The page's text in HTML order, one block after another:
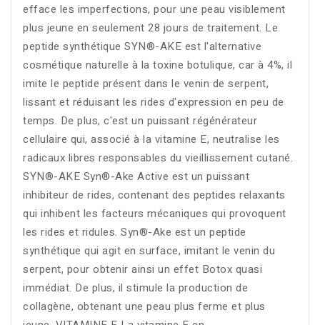
efface les imperfections, pour une peau visiblement
plus jeune en seulement 28 jours de traitement. Le
peptide synthétique SYN®-AKE est l'alternative
cosmétique naturelle à la toxine botulique, car à 4%, il
imite le peptide présent dans le venin de serpent,
lissant et réduisant les rides d'expression en peu de
temps. De plus, c'est un puissant régénérateur
cellulaire qui, associé à la vitamine E, neutralise les
radicaux libres responsables du vieillissement cutané.
SYN®-AKE Syn®-Ake Active est un puissant
inhibiteur de rides, contenant des peptides relaxants
qui inhibent les facteurs mécaniques qui provoquent
les rides et ridules. Syn®-Ake est un peptide
synthétique qui agit en surface, imitant le venin du
serpent, pour obtenir ainsi un effet Botox quasi
immédiat. De plus, il stimule la production de
collagène, obtenant une peau plus ferme et plus